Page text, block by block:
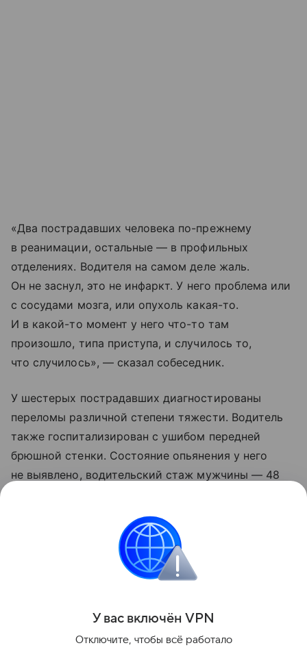
«Два пострадавших человека по-прежнему
в реанимации, остальные — в профильных
отделениях. Водителя на самом деле жаль.
Он не заснул, это не инфаркт. У него проблема или
с сосудами мозга, или опухоль какая-то.
И в какой-то момент у него что-то там
произошло, типа приступа, и случилось то,
что случилось», — сказал собеседник.
У шестерых пострадавших диагностированы
переломы различной степени тяжести. Водитель
также госпитализирован с ушибом передней
брюшной стенки. Состояние опьянения у него
не выявлено, водительский стаж мужчины — 48
Расследование уголовного дела продолжается.
Поделиться
У вас включён VPN
Отключите, чтобы всё работало